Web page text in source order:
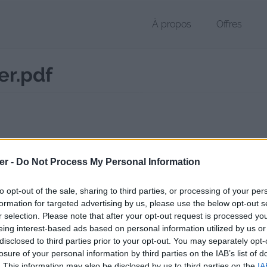
- Do Not Process My Personal Information
opt-out of the sale, sharing to third parties, or processing of your
for targeted advertising by us, please use the below opt-out
selection. Please note that after your opt-out request is processed
interest-based ads based on personal information utilized by us
to third parties prior to your opt-out. You may separately
of your personal information by third parties on the IAB’s list of
À propos Offres
public, envoyé le 15 juin 2017 à 21:06, depuis l'adresse IP
page de téléchargement a été vue 1192 fois depuis l'envoi du
fichier.fr/2017/06/15/cv-christophe-mesnier-1/ Copier
Mesnier.pdf sur le Web et